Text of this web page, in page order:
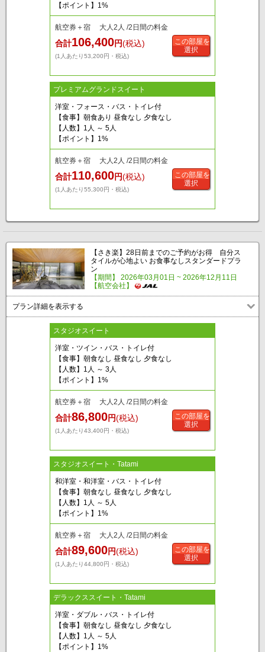
【ポイント】1%
航空券＋宿 大人2人 /2日間の料金
合計106,400円(税込)
(1人あたり53,200円・税込)
この部屋を
選択
プレミアムグランドスイート
洋室・フォース・バス・トイレ付
【食事】朝食あり 昼食なし 夕食なし
【人数】1人 ～ 5人
【ポイント】1%
航空券＋宿 大人2人 /2日間の料金
合計110,600円(税込)
(1人あたり55,300円・税込)
この部屋を
選択
【さき楽】28日前までのご予約がお得 自分ス
タイルが心地よい お食事なしスタンダードプラ
ン
【期間】 2026年03月01日 ~ 2026年12月11日
【航空会社】
プラン詳細を表示する
スタジオスイート
洋室・ツイン・バス・トイレ付
【食事】朝食なし 昼食なし 夕食なし
【人数】1人 ～ 3人
【ポイント】1%
航空券＋宿 大人2人 /2日間の料金
合計86,800円(税込)
(1人あたり43,400円・税込)
この部屋を
選択
スタジオスイート・Tatami
和洋室・和洋室・バス・トイレ付
【食事】朝食なし 昼食なし 夕食なし
【人数】1人 ～ 5人
【ポイント】1%
航空券＋宿 大人2人 /2日間の料金
合計89,600円(税込)
(1人あたり44,800円・税込)
この部屋を
選択
デラックススイート・Tatami
洋室・ダブル・バス・トイレ付
【食事】朝食なし 昼食なし 夕食なし
【人数】1人 ～ 5人
【ポイント】1%